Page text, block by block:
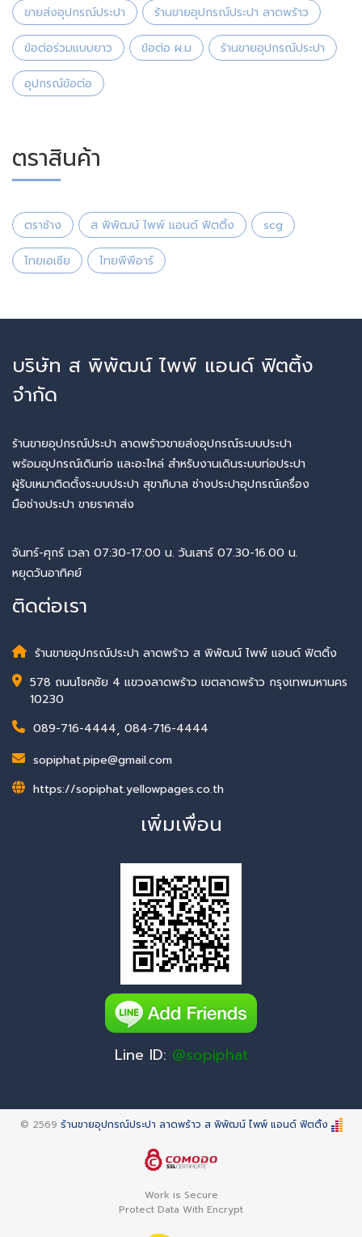
ขายส่งอุปกรณ์ประปา ร้านขายอุปกรณ์ประปา ลาดพร้าว
ข้อต่อร่วมแบบยาว ข้อต่อ ผ.ม ร้านขายอุปกรณ์ประปา
อุปกรณ์ข้อต่อ
ตราสินค้า
ตราช้าง ส พิพัฒน์ ไพพ์ แอนด์ ฟิตติ้ง scg
ไทยเอเซีย ไทยพีพีอาร์
บริษัท ส พิพัฒน์ ไพพ์ แอนด์ ฟิตติ้ง
จำกัด
ร้านขายอุปกรณ์ประปา ลาดพร้าวขายส่งอุปกรณ์ระบบประปา
พร้อมอุปกรณ์เดินท่อ และอะไหล่ สำหรับงานเดินระบบท่อประปา
ผู้รับเหมาติดตั้งระบบประปา สุขาภิบาล ช่างประปาอุปกรณ์เครื่อง
มือช่างประปา ขายราคาส่ง
จันทร์-ศุกร์ เวลา 07:30-17:00 น. วันเสาร์ 07.30-16.00 น.
หยุดวันอาทิคย์
ติดต่อเรา
ร้านขายอุปกรณ์ประปา ลาดพร้าว ส พิพัฒน์ ไพพ์ แอนด์ ฟิตติ้ง
578 ถนนโชคชัย 4 แขวงลาดพร้าว เขตลาดพร้าว กรุงเทพมหานคร
10230
089-716-4444, 084-716-4444
sopiphat.pipe@gmail.com
https://sopiphat.yellowpages.co.th
เพิ่มเพื่อน
Line ID: @sopiphat
© 2569 ร้านขายอุปกรณ์ประปา ลาดพร้าว ส พิพัฒน์ ไพพ์ แอนด์ ฟิตติ้ง
Work is Secure
Protect Data With Encrypt